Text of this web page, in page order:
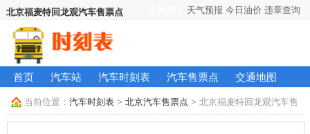
北京福麦特回龙观汽车售票点 天气预报 今日油价 违章查询
首页 汽车站 汽车时刻表 汽车售票点 交通地图
当前位置： 汽车时刻表 > 北京汽车售票点 > 北京福麦特回龙观汽车售
票点信息